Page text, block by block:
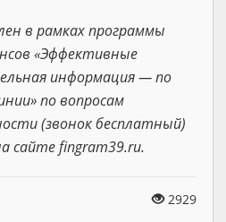
в рамках программы
«Эффективные
информация — по
по вопросам
(звонок бесплатный)
сайте fingram39.ru.
2929